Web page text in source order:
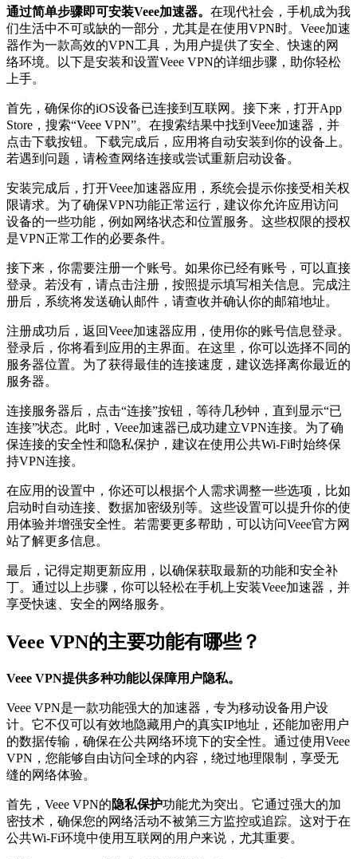
通过简单步骤即可安装Veee加速器。 在现代社会，手机成为我
们生活中不可或缺的一部分，尤其是在使用VPN时。Veee加速
器作为一款高效的VPN工具，为用户提供了安全、快速的网
络环境。以下是安装和设置Veee VPN的详细步骤，助你轻松
上手。
首先，确保你的iOS设备已连接到互联网。接下来，打开App
Store，搜索“Veee VPN”。在搜索结果中找到Veee加速器，并
点击下载按钮。下载完成后，应用将自动安装到你的设备上。
若遇到问题，请检查网络连接或尝试重新启动设备。
安装完成后，打开Veee加速器应用，系统会提示你接受相关权
限请求。为了确保VPN功能正常运行，建议你允许应用访问
设备的一些功能，例如网络状态和位置服务。这些权限的授权
是VPN正常工作的必要条件。
接下来，你需要注册一个账号。如果你已经有账号，可以直接
登录。若没有，请点击注册，按照提示填写相关信息。完成注
册后，系统将发送确认邮件，请查收并确认你的邮箱地址。
注册成功后，返回Veee加速器应用，使用你的账号信息登录。
登录后，你将看到应用的主界面。在这里，你可以选择不同的
服务器位置。为了获得最佳的连接速度，建议选择离你最近的
服务器。
连接服务器后，点击“连接”按钮，等待几秒钟，直到显示“已
连接”状态。此时，Veee加速器已成功建立VPN连接。为了确
保连接的安全性和隐私保护，建议在使用公共Wi-Fi时始终保
持VPN连接。
在应用的设置中，你还可以根据个人需求调整一些选项，比如
启动时自动连接、数据加密级别等。这些设置可以提升你的使
用体验并增强安全性。若需要更多帮助，可以访问Veee官方网
站了解更多信息。
最后，记得定期更新应用，以确保获取最新的功能和安全补
丁。通过以上步骤，你可以轻松在手机上安装Veee加速器，并
享受快速、安全的网络服务。
Veee VPN的主要功能有哪些？
Veee VPN提供多种功能以保障用户隐私。
Veee VPN是一款功能强大的加速器，专为移动设备用户设
计。它不仅可以有效地隐藏用户的真实IP地址，还能加密用户
的数据传输，确保在公共网络环境下的安全性。通过使用Veee
VPN，您能够自由访问全球的内容，绕过地理限制，享受无
缝的网络体验。
首先，Veee VPN的隐私保护功能尤为突出。它通过强大的加
密技术，确保您的网络活动不被第三方监控或追踪。这对于在
公共Wi-Fi环境中使用互联网的用户来说，尤其重要。